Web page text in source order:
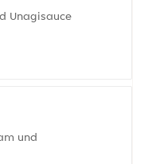
Unagisauce
und